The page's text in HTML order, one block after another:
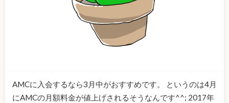
AMCに入会するなら3月中がおすすめです。 というのは4月
にAMCの月額料金が値上げされるそうなんです^^; 2017年